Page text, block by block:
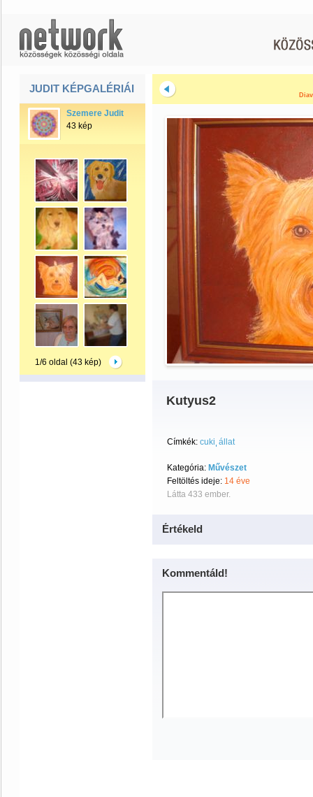
JUDIT KÉPGALÉRIÁI
Szemere Judit
43 kép
1/6 oldal (43 kép)
Kutyus2
Címkék: cuki állat
Kategória: Művészet
Feltöltés ideje: 14 éve
Látta 433 ember.
Értékeld
Kommentáld!